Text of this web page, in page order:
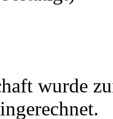
wurde